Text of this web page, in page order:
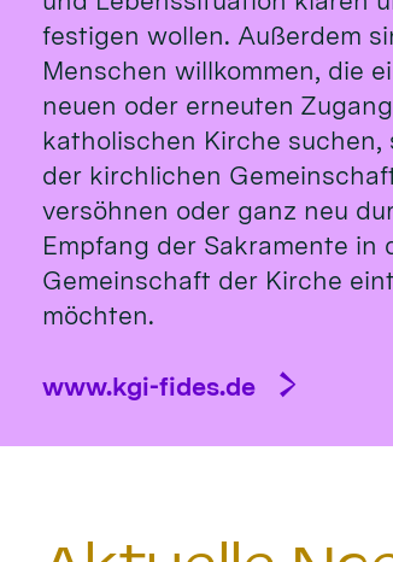
festigen wollen. Außerdem
Menschen willkommen, die
neuen oder erneuten
katholischen Kirche suchen,
der kirchlichen
versöhnen oder ganz neu
Empfang der Sakramente in
Gemeinschaft der Kirche
möchten.
www.kgi-fides.de